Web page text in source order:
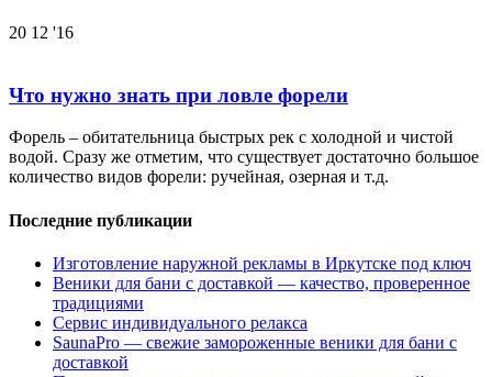
20 12 '16
Что нужно знать при ловле форели
Форель – обитательница быстрых рек с холодной и чистой
водой. Сразу же отметим, что существует достаточно большое
количество видов форели: ручейная, озерная и т.д.
Последние публикации
Изготовление наружной рекламы в Иркутске под ключ
Веники для бани с доставкой — качество, проверенное
традициями
Сервис индивидуального релакса
SaunaPro — свежие замороженные веники для бани с
доставкой